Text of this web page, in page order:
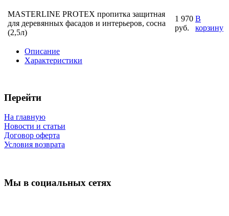
MASTERLINE PROTEX пропитка защитная
для деревянных фасадов и интерьеров, сосна
(2,5л)
1 970
руб.
В
корзину
Описание
Характеристики
Перейти
На главную
Новости и статьи
Договор оферта
Условия возврата
Мы в социальных сетях